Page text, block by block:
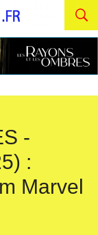
-
:
Marvel